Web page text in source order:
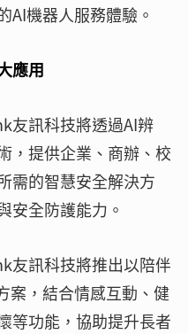
AI機器人服務體驗。
應用
友訊科技將透過AI辨
，提供企業、商辦、校
需的智慧安全解決方
安全防護能力。
友訊科技將推出以陪伴
案，結合情感互動、健
等功能，協助提升長者